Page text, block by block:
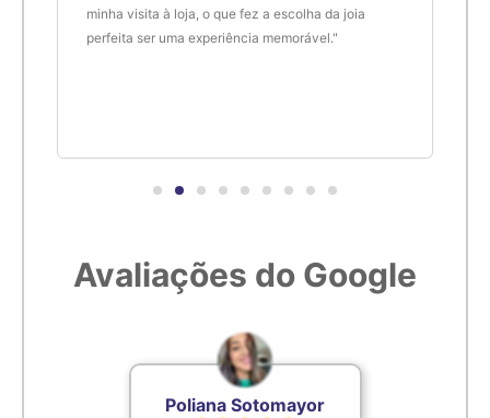
Em contraste com a zircônia cúbica, a baddeleyíta é uma
6,5cm
7cm 30
minha visita à loja, o que fez a escolha da joia
perfeita ser uma experiência memorável."
Avaliações do Google
Poliana Sotomayor